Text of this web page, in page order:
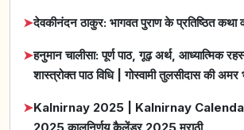
➤देवकीनंदन ठाकुर: भागवत पुराण के प्रतिष्ठित कथा
➤हनुमान चालीसा: पूर्ण पाठ, गूढ़ अर्थ, आध्यात्मिक
शास्त्रोक्त पाठ विधि | गोस्वामी तुलसीदास की अमर
➤Kalnirnay 2025 | Kalnirnay Calendar
2025 कालनिर्णय कैलेंडर 2025 मराठी